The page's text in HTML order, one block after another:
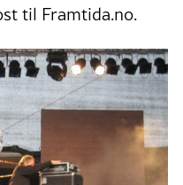
til Framtida.no.